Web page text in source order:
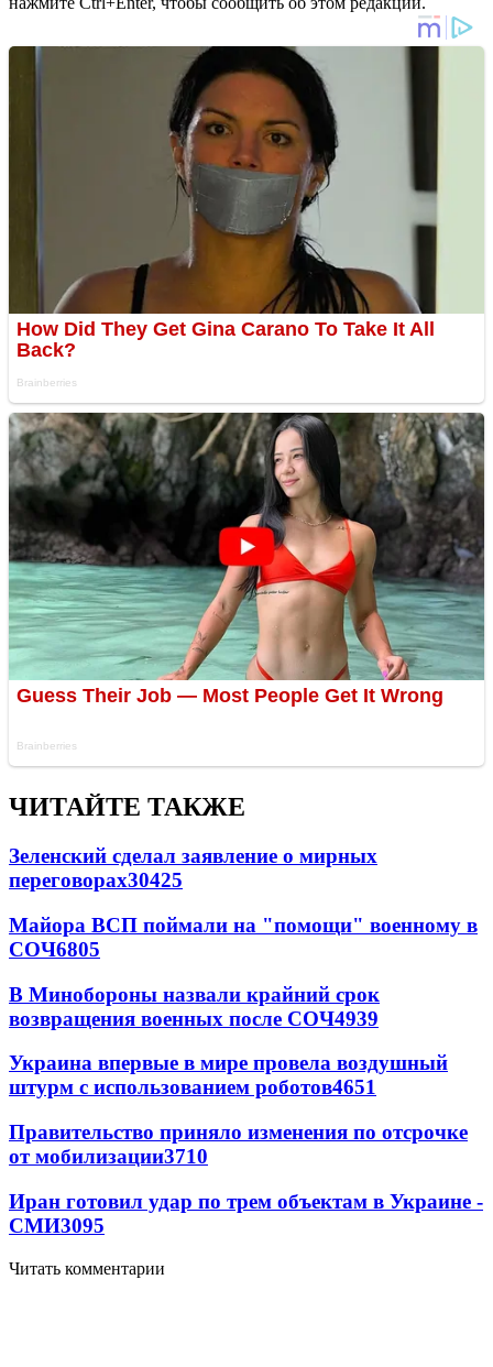
ЧИТАЙТЕ ТАКЖЕ
Зеленский сделал заявление о мирных
переговорах30425
Майора ВСП поймали на "помощи" военному в
СОЧ6805
В Минобороны назвали крайний срок
возвращения военных после СОЧ4939
Украина впервые в мире провела воздушный
штурм с использованием роботов4651
Правительство приняло изменения по отсрочке
от мобилизации3710
Иран готовил удар по трем объектам в Украине -
СМИ3095
Читать комментарии